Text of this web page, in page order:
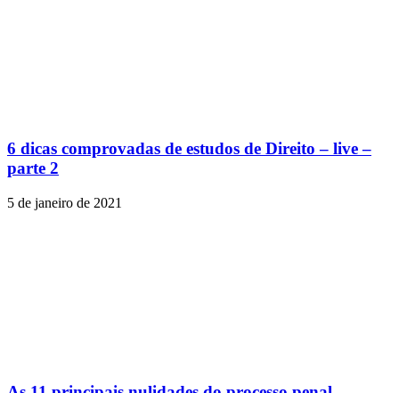
6 dicas comprovadas de estudos de Direito – live –
parte 2
5 de janeiro de 2021